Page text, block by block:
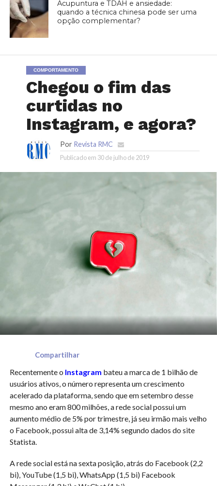
Acupuntura e TDAH e ansiedade:
quando a técnica chinesa pode ser uma
opção complementar?
COMPORTAMENTO
Chegou o fim das
curtidas no
Instagram, e agora?
Por Revista RMC
Publicado em 30 de julho de 2019
Compartilhar
Recentemente o Instagram bateu a marca de 1 bilhão de
usuários ativos, o número representa um crescimento
acelerado da plataforma, sendo que em setembro desse
mesmo ano eram 800 milhões, a rede social possui um
aumento médio de 5% por trimestre, já seu irmão mais velho
o Facebook, possui alta de 3,14% segundo dados do site
Statista.
A rede social está na sexta posição, atrás do Facebook (2,2
bi), YouTube (1,5 bi), WhatsApp (1,5 bi) Facebook